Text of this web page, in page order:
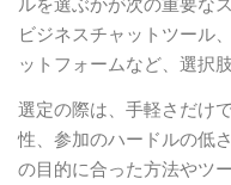
ビジネスチャットツール
ットフォームなど、選択
選定の際は、手軽さだけ
性、参加のハードルの低
の目的に合った方法やツ